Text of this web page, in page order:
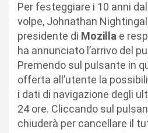
Per festeggiare i 10 anni
volpe, Johnathan
presidente di Mozilla e
ha annunciato l’arrivo del
Premendo sul pulsante in
offerta all’utente la
i dati di navigazione degli
24 ore. Cliccando sul
chiuderà per cancellare il